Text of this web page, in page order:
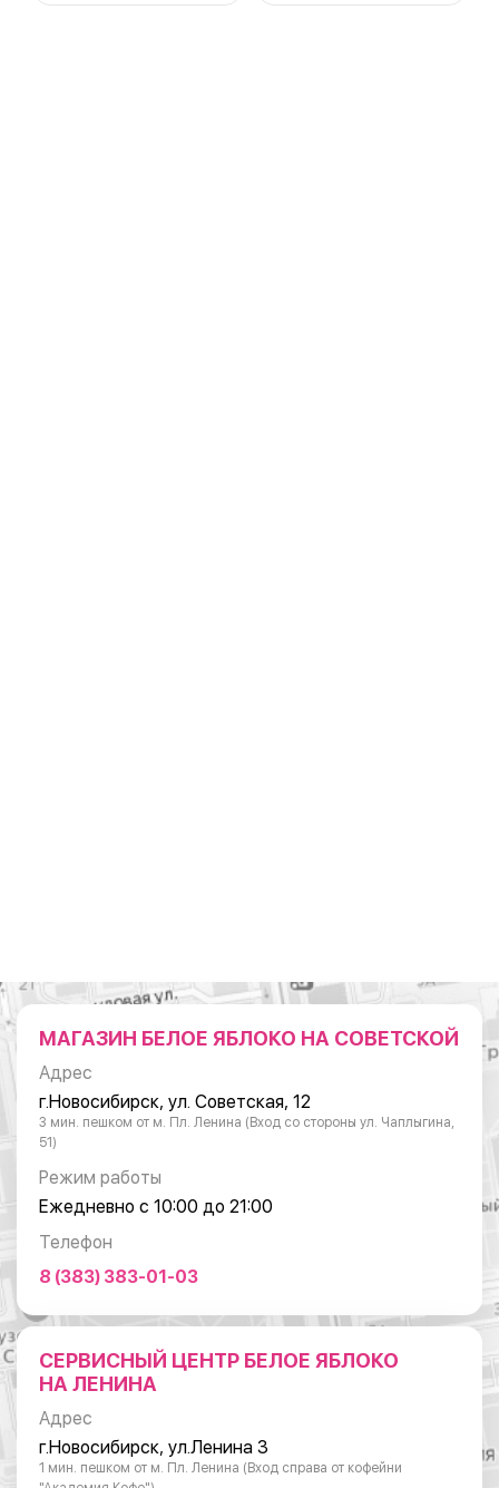
МАГАЗИН БЕЛОЕ ЯБЛОКО НА СОВЕТСКОЙ
Адрес
г.Новосибирск, ул. Советская, 12
3 мин. пешком от м. Пл. Ленина (Вход со стороны ул. Чаплыгина,
51)
Режим работы
Ежедневно с 10:00 до 21:00
Телефон
8 (383) 383-01-03
СЕРВИСНЫЙ ЦЕНТР БЕЛОЕ ЯБЛОКО
НА ЛЕНИНА
Адрес
г.Новосибирск, ул.Ленина 3
1 мин. пешком от м. Пл. Ленина (Вход справа от кофейни